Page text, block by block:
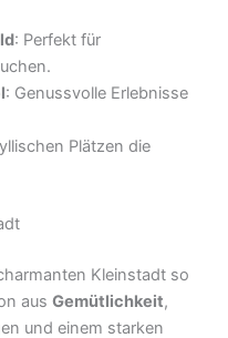
: Perfekt für
: Genussvolle Erlebnisse
Plätzen die
Kleinstadt so
ausGemütlichkeit,
und einem starken